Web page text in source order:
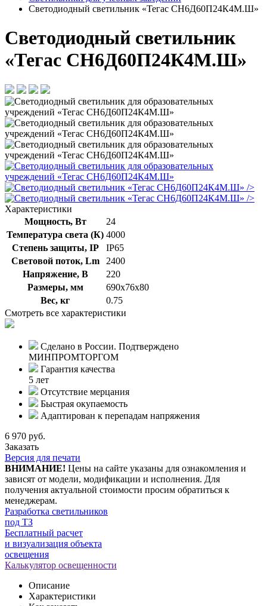
Светодиодный светильник «Тегас СН6Д60П24К4М.Ш»
Светодиодный светильник
«Тегас СН6Д60П24К4М.Ш»
/>
/>
Характеристики
Мощность, Вт
24
Температура света (К) 4000
Степень защиты, IP
IP65
Световой поток, Lm
2400
Напряжение, В
220
Размеры, мм
690х76х80
Вес, кг
0.75
Смотреть все характеристики
Сделано в России. Подтверждено
МИНПРОМТОРГОМ
Гарантия качества
5 лет
Отсутствие мерцания
Быстрая окупаемость
Адаптирован к перепадам напряжения
6 970 руб.
Заказать
Версия для печати
ВНИМАНИЕ! Цены на сайте указаны для ознакомления и
зависят от модели, модификации и исполнения. Для
получения актуальной стоимости просим обратиться к
менеджерам.
Разработка светильников
под ТЗ
Бесплатный расчет
и визуализация объекта
освещения
Калькулятор освещенности
Описание
Характеристики